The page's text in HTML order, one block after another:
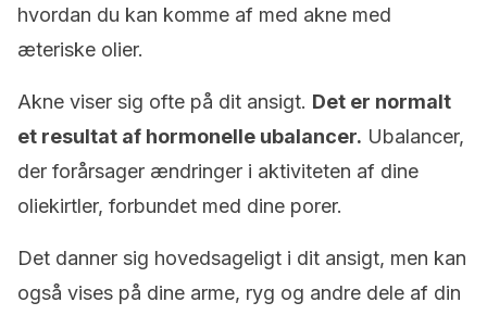
hvordan du kan komme af med akne med
æteriske olier.
Akne viser sig ofte på dit ansigt. Det er normalt
et resultat af hormonelle ubalancer. Ubalancer,
der forårsager ændringer i aktiviteten af ​​dine
oliekirtler, forbundet med dine porer.
Det danner sig hovedsageligt i dit ansigt, men kan
også vises på dine arme, ryg og andre dele af din